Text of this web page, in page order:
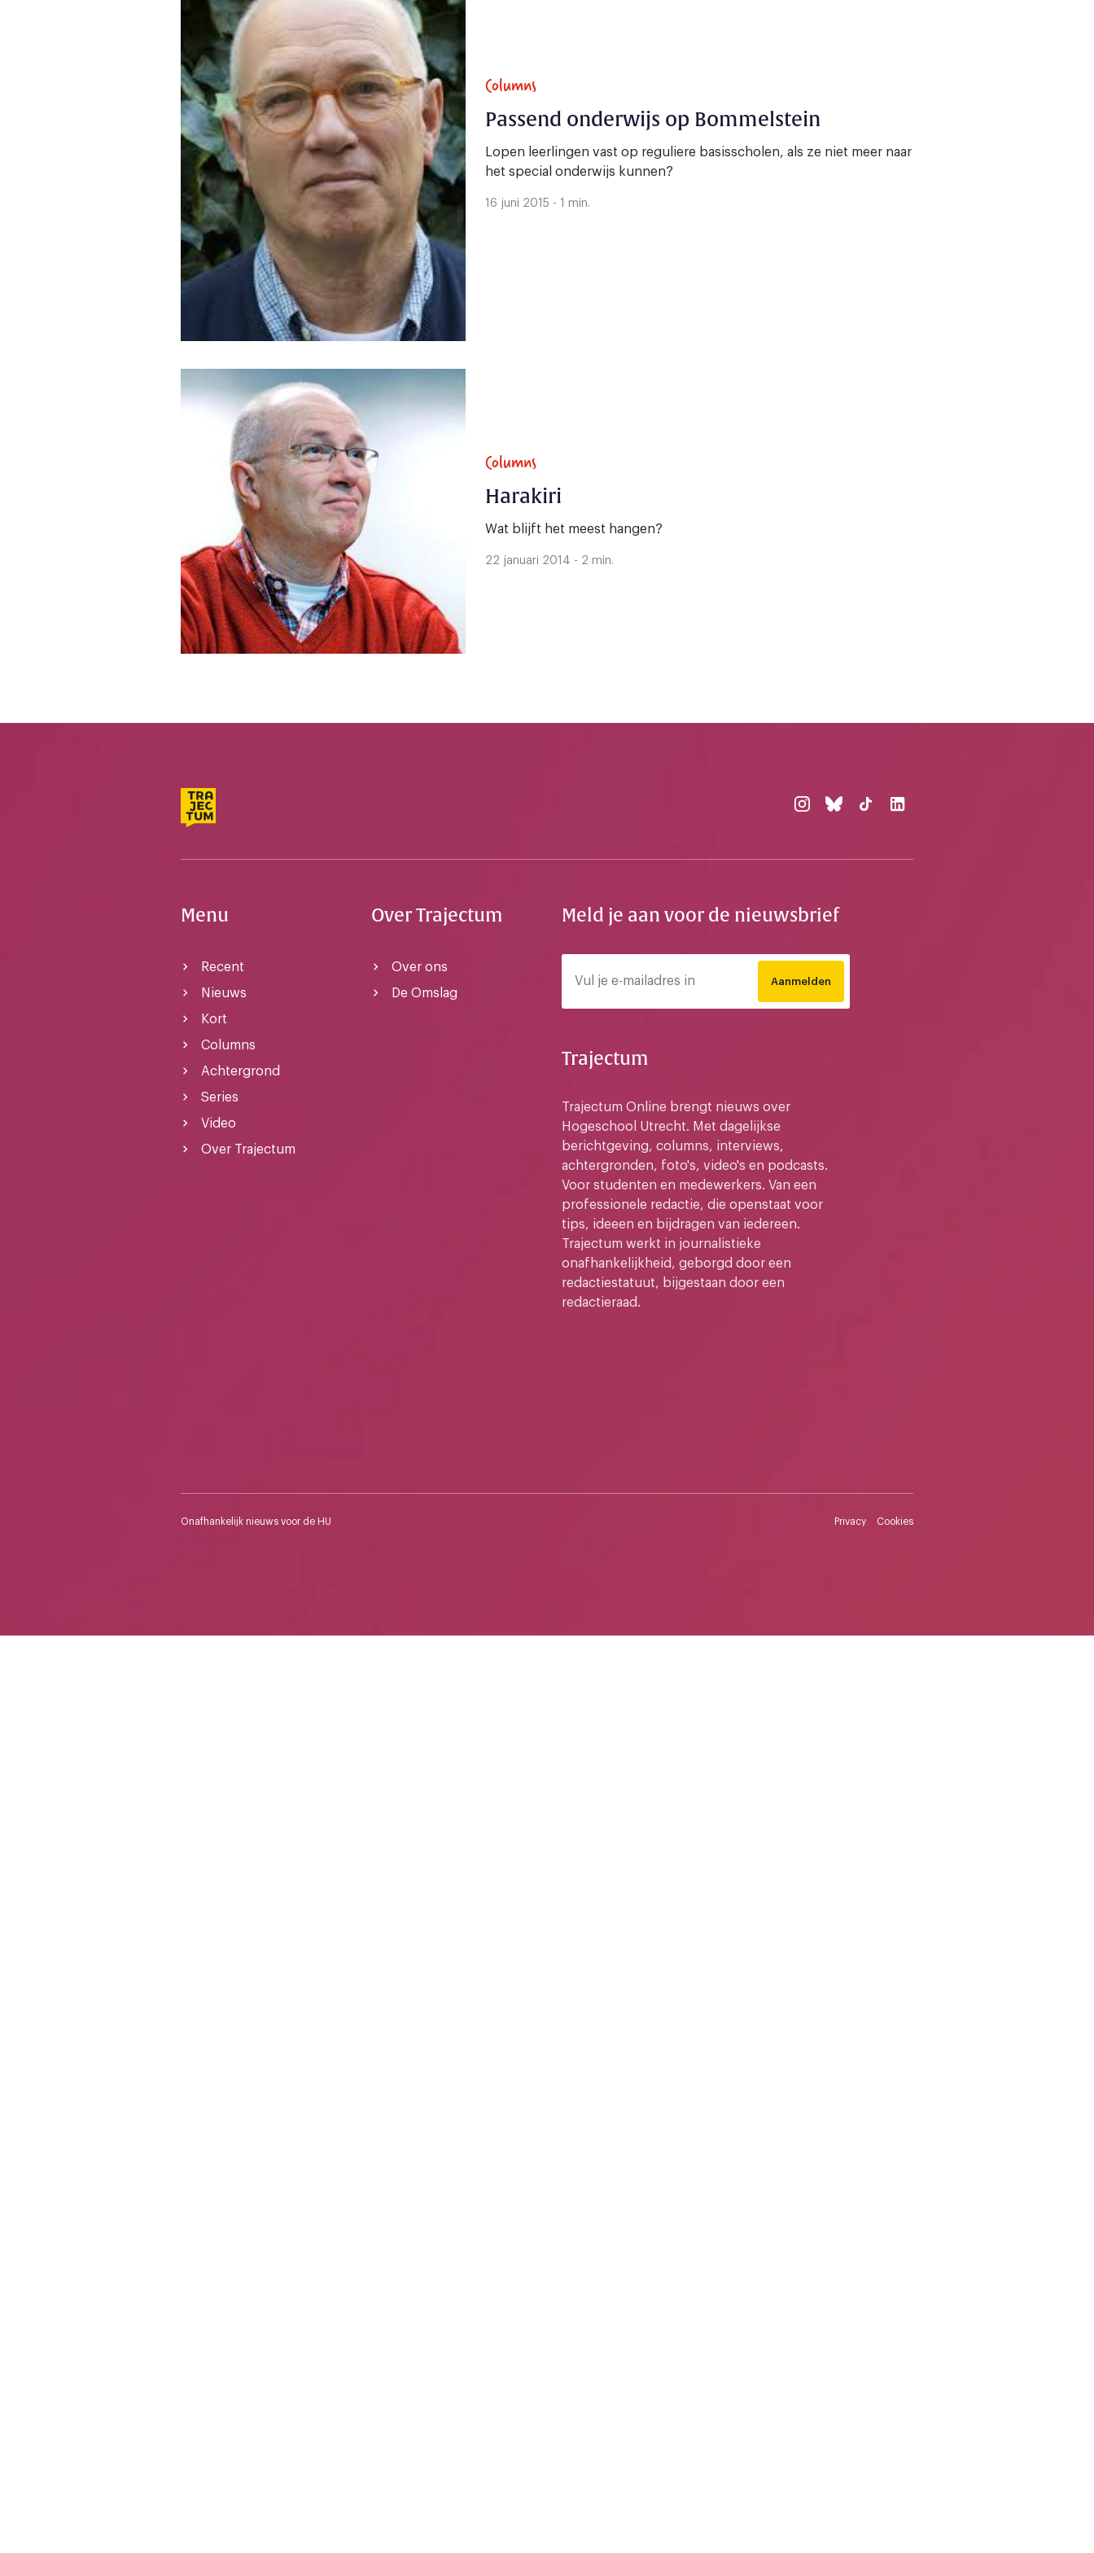
Columns
Passend onderwijs op Bommelstein
Lopen leerlingen vast op reguliere basisscholen, als ze niet meer naar
het special onderwijs kunnen?
16 juni 2015 - 1 min.
Columns
Harakiri
Wat blijft het meest hangen?
22 januari 2014 - 2 min.
Menu
Recent
Nieuws
Kort
Columns
Achtergrond
Series
Video
Over Trajectum
Over Trajectum
Over ons
De Omslag
Meld je aan voor de nieuwsbrief
Aanmelden
Trajectum
Trajectum Online brengt nieuws over
Hogeschool Utrecht. Met dagelijkse
berichtgeving, columns, interviews,
achtergronden, foto's, video's en podcasts.
Voor studenten en medewerkers. Van een
professionele redactie, die openstaat voor
tips, ideeen en bijdragen van iedereen.
Trajectum werkt in journalistieke
onafhankelijkheid, geborgd door een
redactiestatuut, bijgestaan door een
redactieraad.
Onafhankelijk nieuws voor de HU Privacy Cookies